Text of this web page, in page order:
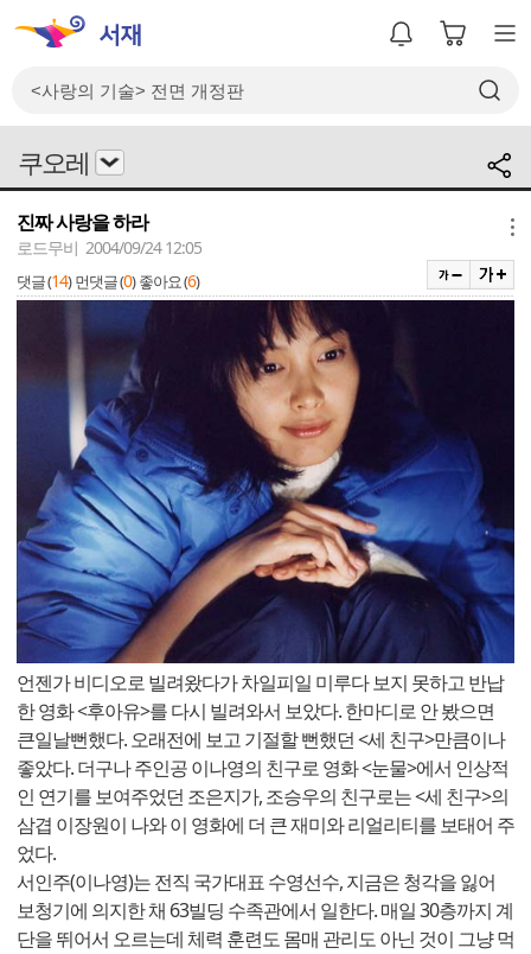
쿠오레
진짜 사랑을 하라
로드무비 2004/09/24 12:05
댓글 (14) 먼댓글 (0) 좋아요 (6)
언젠가 비디오로 빌려왔다가 차일피일 미루다 보지 못하고 반납
한 영화 <후아유>를 다시 빌려와서 보았다. 한마디로 안 봤으면
큰일날뻔했다. 오래전에 보고 기절할 뻔했던 <세 친구>만큼이나
좋았다. 더구나 주인공 이나영의 친구로 영화 <눈물>에서 인상적
인 연기를 보여주었던 조은지가, 조승우의 친구로는 <세 친구>의
삼겹 이장원이 나와 이 영화에 더 큰 재미와 리얼리티를 보태어 주
었다.
서인주(이나영)는 전직 국가대표 수영선수, 지금은 청각을 잃어
보청기에 의지한 채 63빌딩 수족관에서 일한다. 매일 30층까지 계
단을 뛰어서 오르는데 체력 훈련도 몸매 관리도 아닌 것이 그냥 먹